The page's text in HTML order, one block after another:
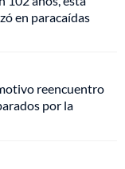
en paracaídas
reencuentro
por la